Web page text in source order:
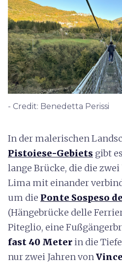
- Credit: Benedetta Perissi
In der malerischen
Pistoiese-Gebiets gibt
lange Brücke, die die zwei
Lima mit einander
um die Ponte Sospeso
(Hängebrücke delle
Piteglio, eine
fast 40 Meterin die
nur zwei Jahren von